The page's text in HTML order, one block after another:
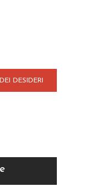
DESIDERI